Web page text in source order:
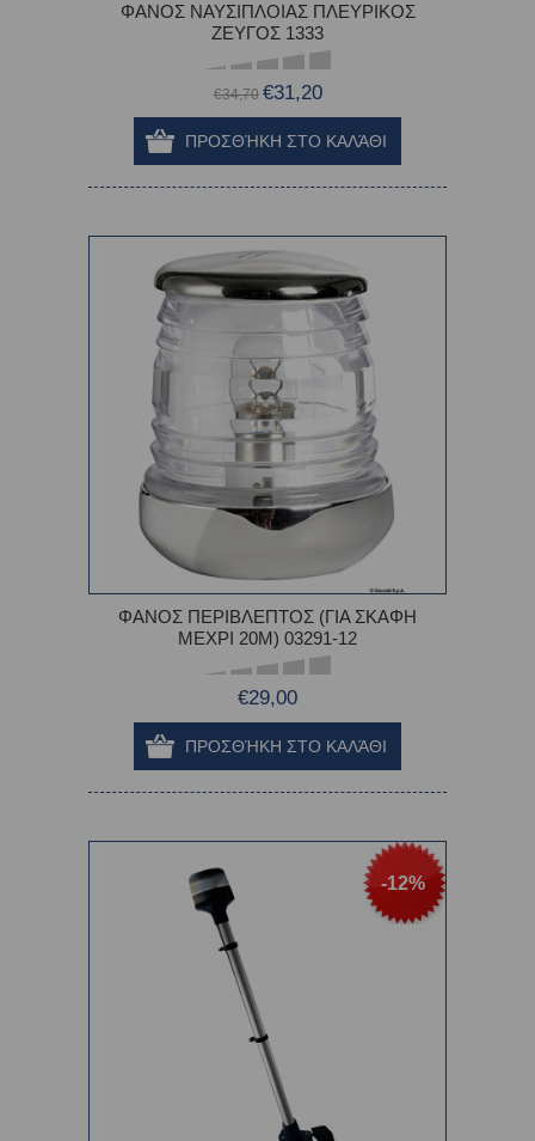
ΦΑΝΟΣ ΝΑΥΣΙΠΛΟΙΑΣ ΠΛΕΥΡΙΚΟΣ
ΖΕΥΓΟΣ 1333
€34,70 €31,20
ΦΑΝΟΣ ΠΕΡΙΒΛΕΠΤΟΣ (ΓΙΑ ΣΚΑΦΗ
ΜΕΧΡΙ 20M) 03291-12
€29,00
-12%